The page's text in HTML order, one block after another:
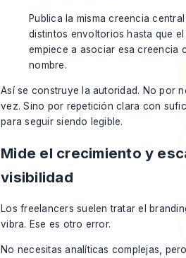
Publica la misma creencia
distintos envoltorios hasta que
empiece a asociar esa creencia
nombre.
Así se construye la autoridad. No por
vez. Sino por repetición clara con
para seguir siendo legible.
Mide el crecimiento y
visibilidad
Los freelancers suelen tratar el
vibra. Ese es otro error.
No necesitas analíticas complejas,